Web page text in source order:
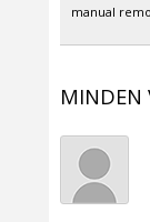
manual
MINDEN